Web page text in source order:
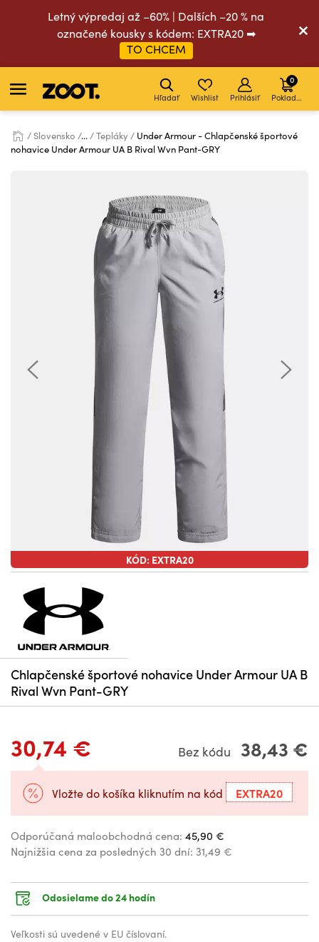
Letný výpredaj až –60% | Dalších –20 % na
označené kousky s kódem: EXTRA20 ➡
TO CHCEM
Hľadať Wishlist Prihlásiť Pokladňa
0
Slovensko ... Tepláky
Under Armour - Chlapčenské športové
nohavice Under Armour UA B Rival Wvn Pant-GRY
KÓD: EXTRA20
Chlapčenské športové nohavice Under Armour UA B
Rival Wvn Pant-GRY
30,74 € Bez kódu 38,43 €
Vložte do košíka kliknutím na kód EXTRA20
Odporúčaná maloobchodná cena: 45,90 €
Najnižšia cena za posledných 30 dní: 31,49 €
Odosielame do 24 hodín
Veľkosti sú uvedené v EU číslovaní.